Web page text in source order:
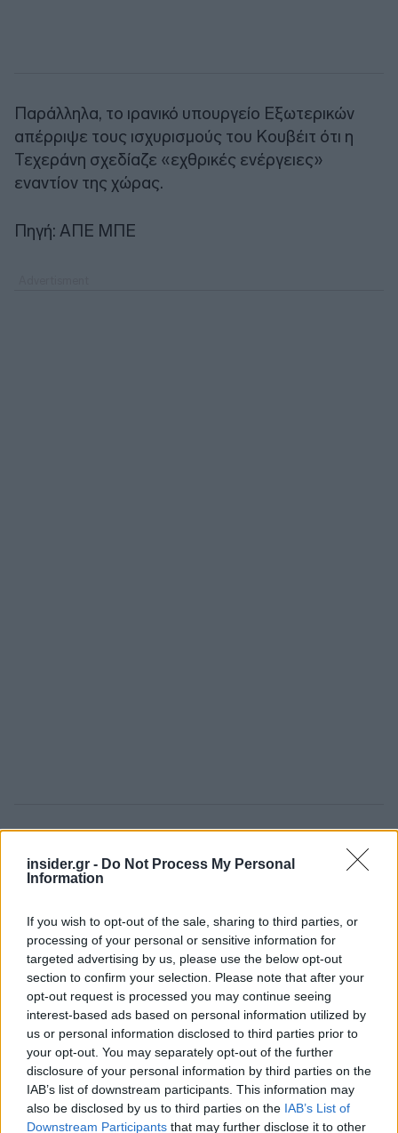
insider.gr - Do Not Process My Personal
Information
If you wish to opt-out of the sale, sharing to third parties, or
processing of your personal or sensitive information for
targeted advertising by us, please use the below opt-out
section to confirm your selection. Please note that after your
opt-out request is processed you may continue seeing
interest-based ads based on personal information utilized by
us or personal information disclosed to third parties prior to
your opt-out. You may separately opt-out of the further
disclosure of your personal information by third parties on the
IAB’s list of downstream participants. This information may
also be disclosed by us to third parties on the IAB’s List of
Downstream Participants that may further disclose it to other
Παράλληλα, το ιρανικό υπουργείο Εξωτερικών
απέρριψε τους ισχυρισμούς του Κουβέιτ ότι η
Τεχεράνη σχεδίαζε «εχθρικές ενέργειες»
εναντίον της χώρας.
Πηγή: ΑΠΕ ΜΠΕ
πρώτοι όλες τιςειδήσειςαπό την Ελλάδα και τον κόσμο.